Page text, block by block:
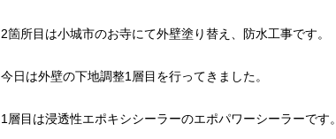
2箇所目は小城市のお寺にて外壁塗り替え、防水工事です。
今日は外壁の下地調整1層目を行ってきました。
1層目は浸透性エポキシシーラーのエポパワーシーラーです。